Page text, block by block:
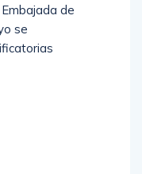
de
se